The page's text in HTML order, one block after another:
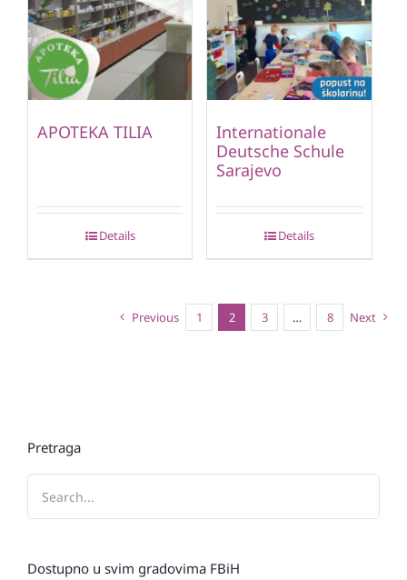
APOTEKA TILIA
Details
Internationale
Deutsche Schule
Sarajevo
Details
Previous 1 2 3 … 8 Next
Pretraga
Dostupno u svim gradovima FBiH